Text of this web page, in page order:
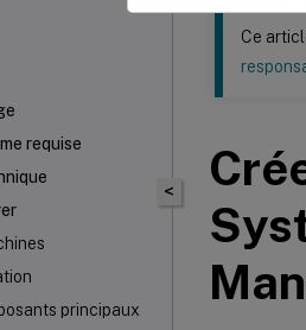
requise
principaux
<
Ce